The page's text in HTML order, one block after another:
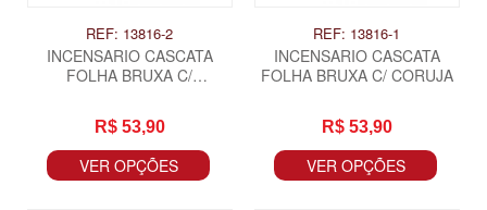
REF: 13816-2
INCENSARIO CASCATA
FOLHA BRUXA C/
R$ 53,90
VER OPÇÕES
REF: 13816-1
INCENSARIO CASCATA
FOLHA BRUXA C/ CORUJA
R$ 53,90
VER OPÇÕES